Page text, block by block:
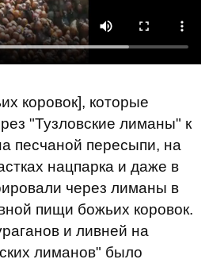
коровок], которые
"Тузловские лиманы" к
песчаной пересыпи, на
нацпарка и даже в
через лиманы в
пищи божьих коровок.
и ливней на
лиманов" было